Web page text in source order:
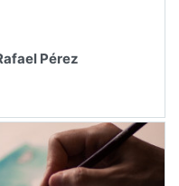
Pérez